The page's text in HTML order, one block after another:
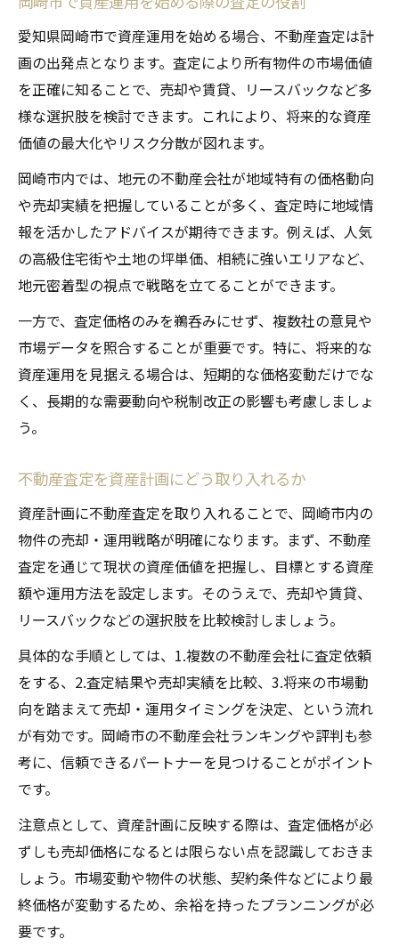
愛知県岡崎市で資産運用を始める場合、不動産査定は計
画の出発点となります。査定により所有物件の市場価値
を正確に知ることで、売却や賃貸、リースバックなど多
様な選択肢を検討できます。これにより、将来的な資産
価値の最大化やリスク分散が図れます。
岡崎市内では、地元の不動産会社が地域特有の価格動向
や売却実績を把握していることが多く、査定時に地域情
報を活かしたアドバイスが期待できます。例えば、人気
の高級住宅街や土地の坪単価、相続に強いエリアなど、
地元密着型の視点で戦略を立てることができます。
一方で、査定価格のみを鵜呑みにせず、複数社の意見や
市場データを照合することが重要です。特に、将来的な
資産運用を見据える場合は、短期的な価格変動だけでな
く、長期的な需要動向や税制改正の影響も考慮しましょ
う。
不動産査定を資産計画にどう取り入れるか
資産計画に不動産査定を取り入れることで、岡崎市内の
物件の売却・運用戦略が明確になります。まず、不動産
査定を通じて現状の資産価値を把握し、目標とする資産
額や運用方法を設定します。そのうえで、売却や賃貸、
リースバックなどの選択肢を比較検討しましょう。
具体的な手順としては、1.複数の不動産会社に査定依頼
をする、2.査定結果や売却実績を比較、3.将来の市場動
向を踏まえて売却・運用タイミングを決定、という流れ
が有効です。岡崎市の不動産会社ランキングや評判も参
考に、信頼できるパートナーを見つけることがポイント
です。
注意点として、資産計画に反映する際は、査定価格が必
ずしも売却価格になるとは限らない点を認識しておきま
しょう。市場変動や物件の状態、契約条件などにより最
終価格が変動するため、余裕を持ったプランニングが必
要です。